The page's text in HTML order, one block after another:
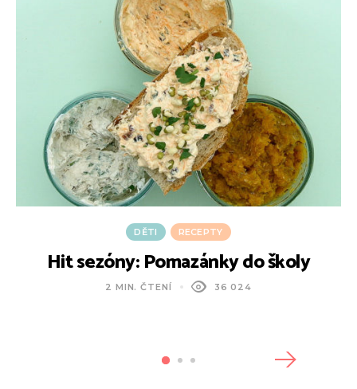
DĚTI RECEPTY
Hit sezóny: Pomazánky do školy
2 MIN. ČTENÍ 36 024